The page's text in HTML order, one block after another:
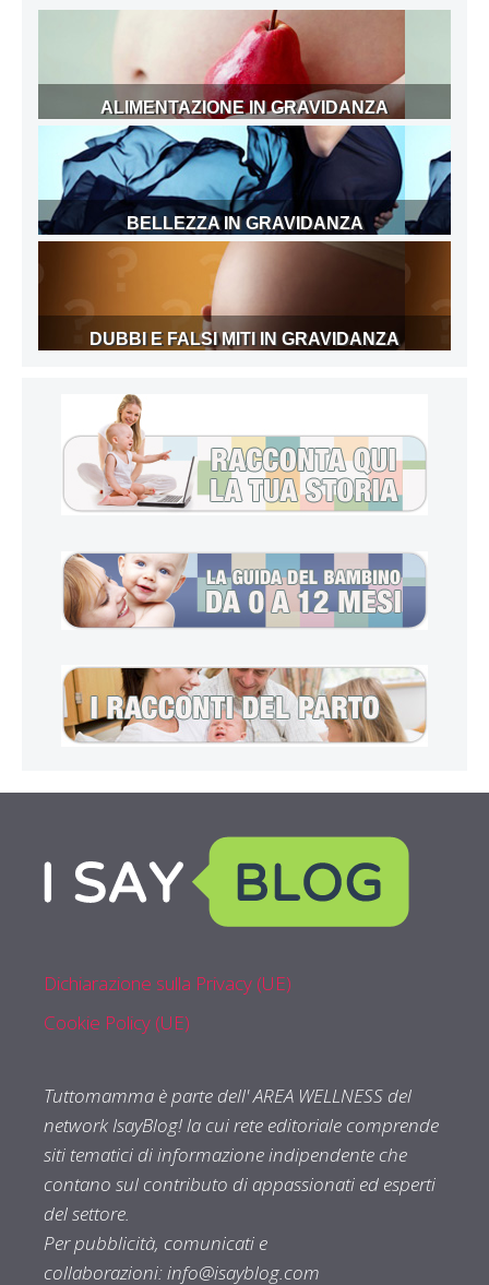
ALIMENTAZIONE IN GRAVIDANZA
BELLEZZA IN GRAVIDANZA
DUBBI E FALSI MITI IN GRAVIDANZA
Dichiarazione sulla Privacy (UE)
Cookie Policy (UE)
Tuttomamma è parte dell' AREA WELLNESS del
network IsayBlog! la cui rete editoriale comprende
siti tematici di informazione indipendente che
contano sul contributo di appassionati ed esperti
del settore.
Per pubblicità, comunicati e
collaborazioni:info@isayblog.com